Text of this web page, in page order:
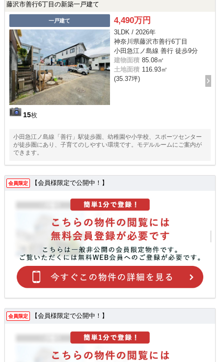
藤沢市善行6丁目の新築一戸建て
一戸建て
15枚
4,490万円
3LDK / 2026年
神奈川県藤沢市善行6丁目
小田急江ノ島線 善行 徒歩9分
建物面積 85.08㎡
土地面積 116.93㎡
(35.37坪)
小田急江ノ島線「善行」駅徒歩圏、幼稚園や小学校、スポーツセンター
が徒歩圏にあり、子育てのしやすい環境です。モデルルームにご案内が
できます。
会員限定 【会員様限定で公開中！】
会員限定 【会員様限定で公開中！】